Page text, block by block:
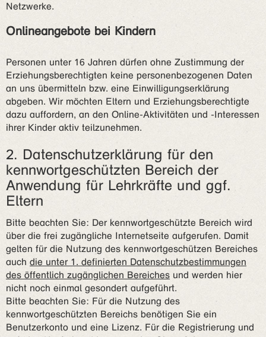
Netzwerke.
Onlineangebote bei Kindern
Personen unter 16 Jahren dürfen ohne Zustimmung der
Erziehungsberechtigten keine personenbezogenen Daten
an uns übermitteln bzw. eine Einwilligungserklärung
abgeben. Wir möchten Eltern und Erziehungsberechtigte
dazu auffordern, an den Online-Aktivitäten und -Interessen
ihrer Kinder aktiv teilzunehmen.
2. Datenschutzerklärung für den
kennwortgeschützten Bereich der
Anwendung für Lehrkräfte und ggf.
Eltern
Bitte beachten Sie: Der kennwortgeschützte Bereich wird
über die frei zugängliche Internetseite aufgerufen. Damit
gelten für die Nutzung des kennwortgeschützen Bereiches
auch die unter 1. definierten Datenschutzbestimmungen
des öffentlich zugänglichen Bereiches und werden hier
nicht noch einmal gesondert aufgeführt.
Bitte beachten Sie: Für die Nutzung des
kennwortgeschützten Bereichs benötigen Sie ein
Benutzerkonto und eine Lizenz. Für die Registrierung und